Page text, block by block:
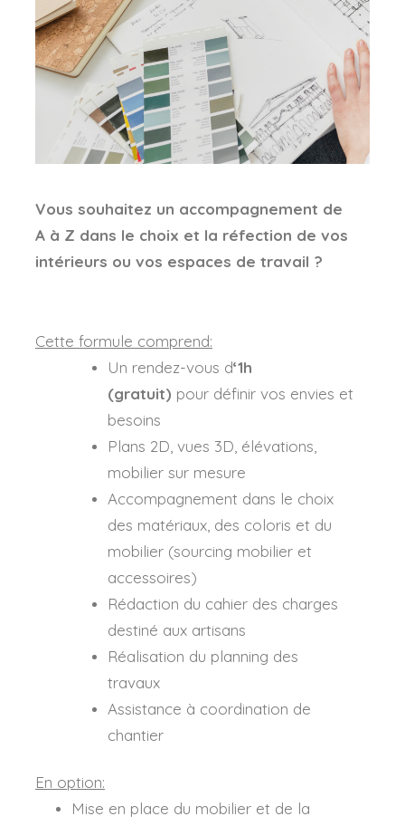
Vous souhaitez un accompagnement de
A à Z dans le choix et la réfection de vos
intérieurs ou vos espaces de travail ?
Cette formule comprend:
Un rendez-vous d‘1h
(gratuit) pour définir vos envies et
besoins
Plans 2D, vues 3D, élévations,
mobilier sur mesure
Accompagnement dans le choix
des matériaux, des coloris et du
mobilier (sourcing mobilier et
accessoires)
Rédaction du cahier des charges
destiné aux artisans
Réalisation du planning des
travaux
Assistance à coordination de
chantier
En option:
Mise en place du mobilier et de la